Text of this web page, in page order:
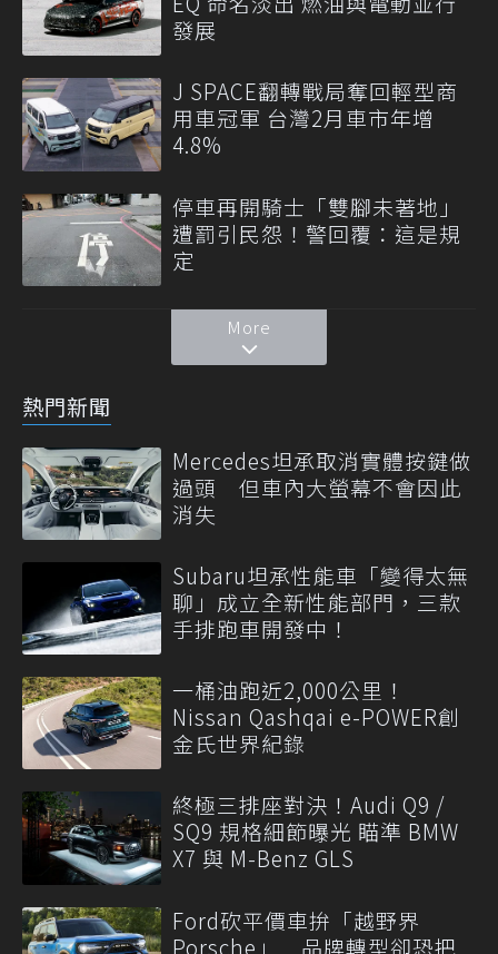
發展
J SPACE翻轉戰局奪回輕型商
用車冠軍 台灣2月車市年增
4.8%
停車再開騎士「雙腳未著地」
遭罰引民怨！警回覆：這是規
定
More
熱門新聞
Mercedes坦承取消實體按鍵做
過頭 但車內大螢幕不會因此
消失
Subaru坦承性能車「變得太無
聊」成立全新性能部門，三款
手排跑車開發中！
一桶油跑近2,000公里！
Nissan Qashqai e-POWER創
金氏世界紀錄
終極三排座對決！Audi Q9 /
SQ9 規格細節曝光 瞄準 BMW
X7 與 M-Benz GLS
Ford砍平價車拚「越野界
Porsche」 品牌轉型卻恐把